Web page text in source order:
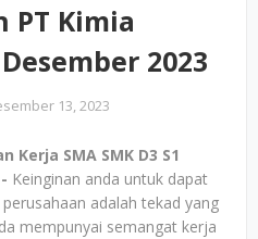
PT Kimia
2023
13, 2023
SMA SMK D3 S1
Keinginan anda untuk dapat
adalah tekad yang
mempunyai semangat kerja